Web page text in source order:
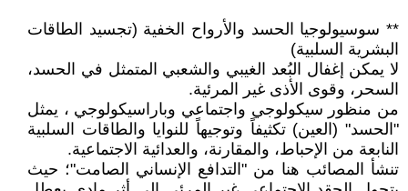
** سوسيولوجيا الحسد والأرواح الخفية (تجسيد الطاقات
البشرية السلبية)
لا يمكن إغفال البُعد الغيبي والشعبي المتمثل في الحسد،
السحر، وقوى الأذى غير المرئية.
من منظور سيكولوجي واجتماعي وباراسيكولوجي ، يمثل
"الحسد" (العين) تكثيفاً وتوجيهاً للنوايا والطاقات السلبية
النابعة من الإحباط، والمقارنة، والعدائية الاجتماعية.
تنشأ المصائب هنا من "التدافع الإنساني الصامت"؛ حيث